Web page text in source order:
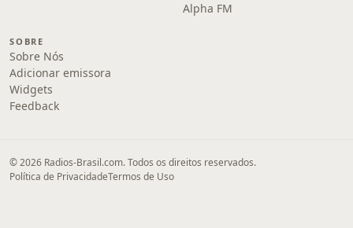
Alpha FM
SOBRE
Sobre Nós
Adicionar emissora
Widgets
Feedback
© 2026 Radios-Brasil.com. Todos os direitos reservados.
Política de PrivacidadeTermos de Uso